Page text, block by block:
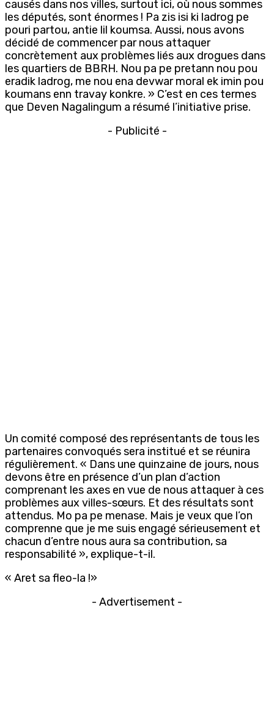
causés dans nos villes, surtout ici, où nous sommes
les députés, sont énormes ! Pa zis isi ki ladrog pe
pouri partou, antie lil koumsa. Aussi, nous avons
décidé de commencer par nous attaquer
concrètement aux problèmes liés aux drogues dans
les quartiers de BBRH. Nou pa pe pretann nou pou
eradik ladrog, me nou ena devwar moral ek imin pou
koumans enn travay konkre. » C’est en ces termes
que Deven Nagalingum a résumé l’initiative prise.
- Publicité -
Un comité composé des représentants de tous les
partenaires convoqués sera institué et se réunira
régulièrement. « Dans une quinzaine de jours, nous
devons être en présence d’un plan d’action
comprenant les axes en vue de nous attaquer à ces
problèmes aux villes-sœurs. Et des résultats sont
attendus. Mo pa pe menase. Mais je veux que l’on
comprenne que je me suis engagé sérieusement et
chacun d’entre nous aura sa contribution, sa
responsabilité », explique-t-il.
« Aret sa fleo-la !»
- Advertisement -